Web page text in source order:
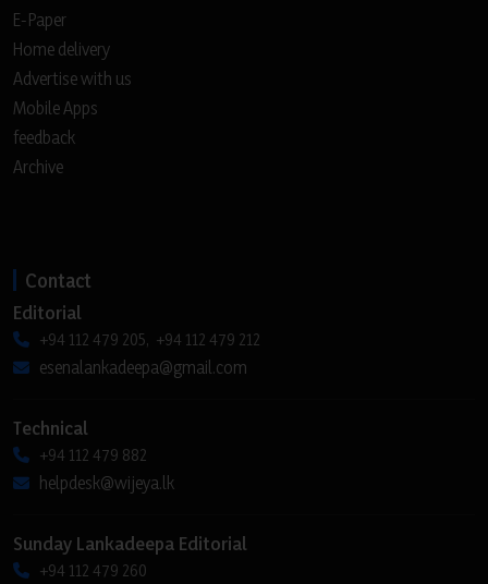
E-Paper
Home delivery
Advertise with us
Mobile Apps
feedback
Archive
Contact
Editorial
+94 112 479 205, +94 112 479 212
esenalankadeepa@gmail.com
Technical
+94 112 479 882
helpdesk@wijeya.lk
Sunday Lankadeepa Editorial
+94 112 479 260